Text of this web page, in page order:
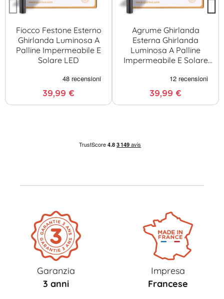
Fiocco Festone Esterno
Ghirlanda Luminosa A
Palline Impermeabile E
Solare LED
39,99 €
Agrume Ghirlanda
Esterna Ghirlanda
Luminosa A Palline
Impermeabile E Solare
39,99 €
Garanzia
3 anni
Impresa
Francese